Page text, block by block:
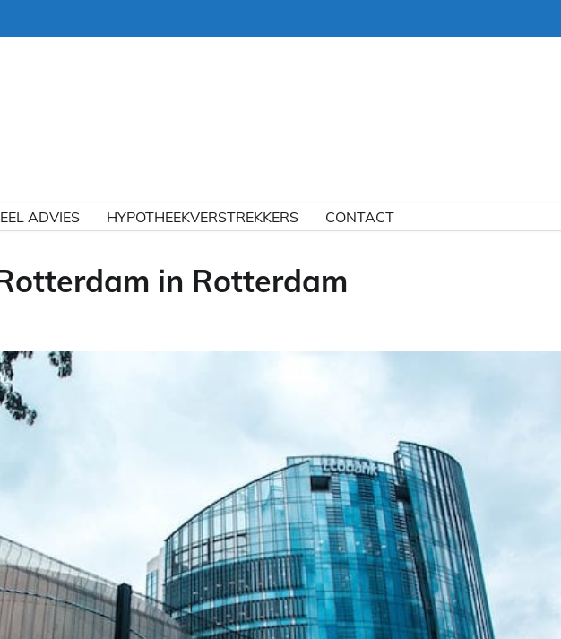
ADVIES HYPOTHEEKVERSTREKKERS CONTACT
in Rotterdam